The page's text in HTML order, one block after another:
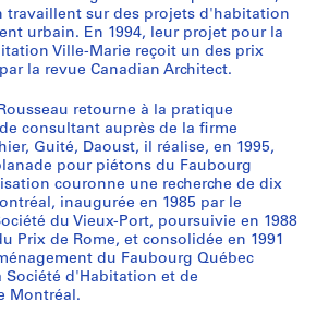
travaillent sur des projets d'habitation
urbain. En 1994, leur projet pour la
Ville-Marie reçoit un des prix
la revue Canadian Architect.
retourne à la pratique
consultant auprès de la firme
Guité, Daoust, il réalise, en 1995,
pour piétons du Faubourg
couronne une recherche de dix
inaugurée en 1985 par le
du Vieux-Port, poursuivie en 1988
Prix de Rome, et consolidée en 1991
du Faubourg Québec
Société d'Habitation et de
Montréal.